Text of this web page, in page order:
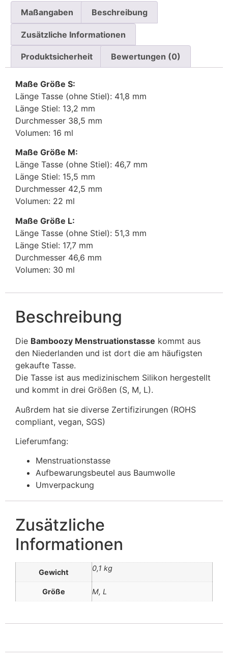
Maßangaben Beschreibung
Zusätzliche Informationen
Produktsicherheit Bewertungen (0)
Maße Größe S:
Länge Tasse (ohne Stiel): 41,8 mm
Länge Stiel: 13,2 mm
Durchmesser 38,5 mm
Volumen: 16 ml
Maße Größe M:
Länge Tasse (ohne Stiel): 46,7 mm
Länge Stiel: 15,5 mm
Durchmesser 42,5 mm
Volumen: 22 ml
Maße Größe L:
Länge Tasse (ohne Stiel): 51,3 mm
Länge Stiel: 17,7 mm
Durchmesser 46,6 mm
Volumen: 30 ml
Beschreibung
Die Bamboozy Menstruationstasse kommt aus
den Niederlanden und ist dort die am häufigsten
gekaufte Tasse.
Die Tasse ist aus medizinischem Silikon hergestellt
und kommt in drei Größen (S, M, L).
Außrdem hat sie diverse Zertifizirungen (ROHS
compliant, vegan, SGS)
Lieferumfang:
Menstruationstasse
Aufbewarungsbeutel aus Baumwolle
Umverpackung
Zusätzliche
Informationen
Gewicht 0,1 kg
Größe M, L